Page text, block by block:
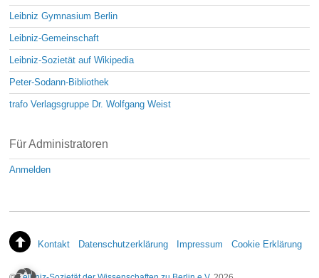
Leibniz Gymnasium Berlin
Leibniz-Gemeinschaft
Leibniz-Sozietät auf Wikipedia
Peter-Sodann-Bibliothek
trafo Verlagsgruppe Dr. Wolfgang Weist
Für Administratoren
Anmelden
Kontakt Datenschutzerklärung Impressum Cookie Erklärung